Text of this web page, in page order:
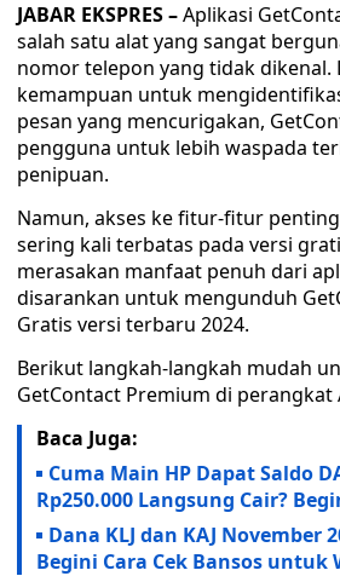
JABAR EKSPRES –Aplikasi
salah satu alat yang sangat
nomor telepon yang tidak dikenal.
kemampuan untuk
pesan yang mencurigakan,
pengguna untuk lebih waspada
penipuan.
Namun, akses ke fitur-fitur
sering kali terbatas pada versi
merasakan manfaat penuh dari
disarankan untuk mengunduh
Gratis versi terbaru 2024.
Berikut langkah-langkah mudah
GetContact Premium di perangkat
Baca Juga:
Cuma Main HP Dapat Saldo
Rp250.000 Langsung Cair?
Dana KLJ dan KAJ November
Begini Cara Cek Bansos untuk